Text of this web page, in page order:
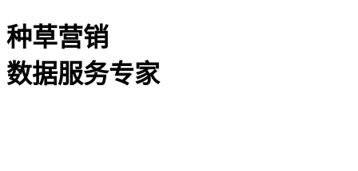
种草营销
数据服务专家